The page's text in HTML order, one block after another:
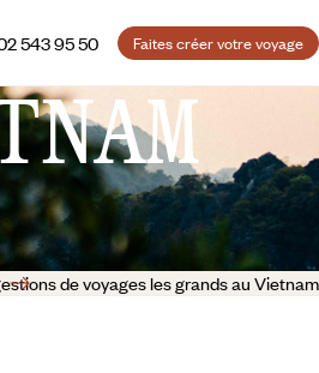
543 95 50 Faites créer votre voyage
de voyages les grands au Vietnam